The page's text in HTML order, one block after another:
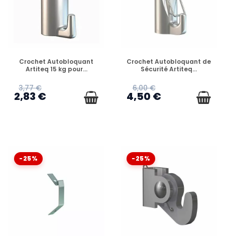
EN STOCK
Crochet Autobloquant
Artiteq 15 kg pour...
3,77 €
2,83 €
EN STOCK
Crochet Autobloquant de
Sécurité Artiteq...
6,00 €
4,50 €
-25% -25%